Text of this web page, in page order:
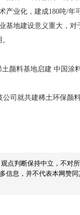
业化，建成180吨/年
地建设意义重大，
司就共建稀土环保颜
点判断保持中立，不
息，并不代表本网赞